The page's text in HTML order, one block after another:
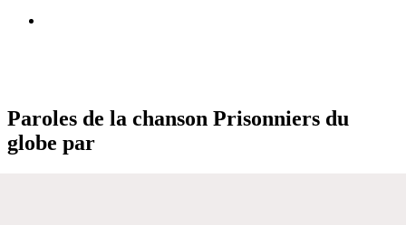
Paroles de la chanson Prisonniers du
globe par